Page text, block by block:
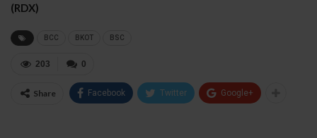
(RDX)
BCC BKOT BSC
0
203
Share Facebook Twitter Google+